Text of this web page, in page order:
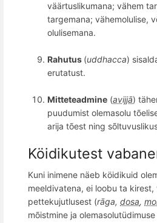
väärtuslikumana; vähem
targemana; vähemolulise,
olulisemana.
Rahutus (uddhacca)
erutatust.
Mitteteadmine (avijjā)
puudumist olemasolu tõ
arija tõest ning sõ
Köidikutest
Kuni inimene näeb köidikuid
meeldivatena, ei loobu ta kirest,
pettekujutlusest (rāga, dosa,
mõistmine ja